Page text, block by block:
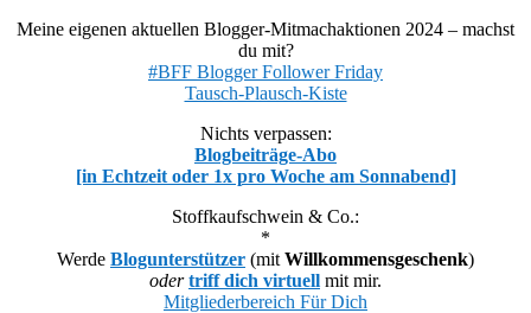
Meine eigenen aktuellen Blogger-Mitmachaktionen 2024 – machst
du mit?
#BFF Blogger Follower Friday
Tausch-Plausch-Kiste
Nichts verpassen:
Blogbeiträge-Abo
[in Echtzeit oder 1x pro Woche am Sonnabend]
Stoffkaufschwein & Co.:
*
Werde Blogunterstützer (mit Willkommensgeschenk)
oder triff dich virtuell mit mir.
Mitgliederbereich Für Dich